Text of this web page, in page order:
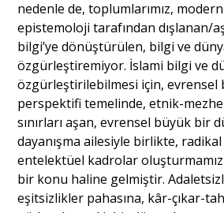
nedenle de, toplumlarımız,
epistemoloji tarafından dışlanan/
bilgi’ye dönüştürülen, bilgi ve
özgürleştiremiyor. İslami bilgi ve
özgürleştirilebilmesi için, evrensel
perspektifi temelinde, etnik-
sınırları aşan, evrensel büyük bir
dayanışma ailesiyle birlikte, radikal
entelektüel kadrolar
bir konu haline gelmiştir.
eşitsizlikler pahasına, kâr-çıkar-